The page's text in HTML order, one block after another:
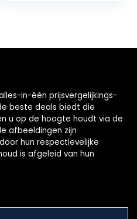
in-één prijsvergelijkings-
beste deals biedt die
u op de hoogte houdt via de
afbeeldingen zijn
hun respectievelijke
is afgeleid van hun